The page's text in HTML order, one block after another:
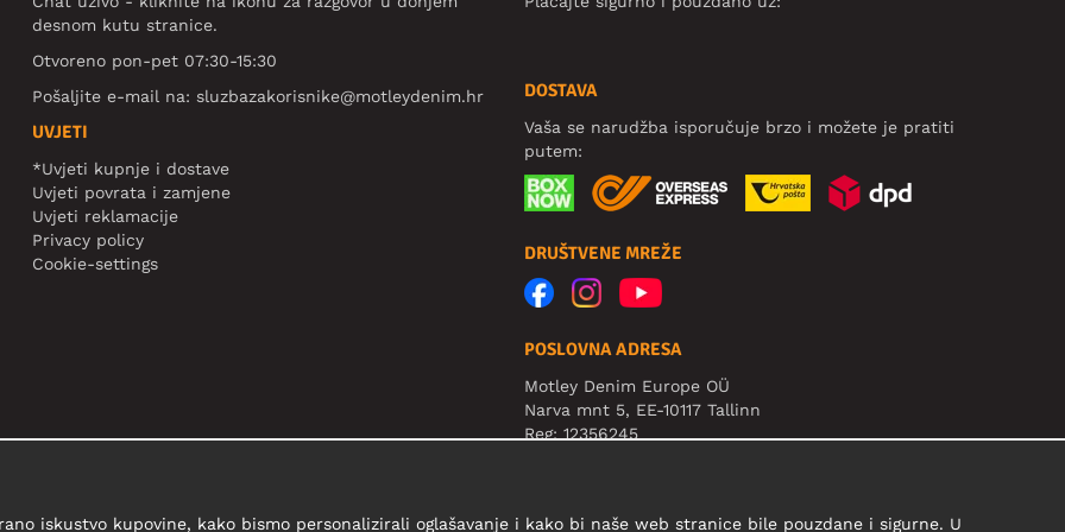
desnom kutu stranice.
Otvoreno pon-pet 07:30-15:30
Pošaljite e-mail na:sluzbazakorisnike@motleydenim.hr
UVJETI
*Uvjeti kupnje i dostave
Uvjeti povrata i zamjene
Uvjeti reklamacije
Privacy policy
Cookie-settings
DOSTAVA
Vaša se narudžba isporučuje brzo i možete je pratiti
putem:
DRUŠTVENE MREŽE
POSLOVNA ADRESA
Motley Denim Europe OÜ
Narva mnt 5, EE-10117 Tallinn
Reg: 12356245
iskustvo kupovine, kako bismo personalizirali oglašavanje i kako bi naše web stranice bile pouzdane i sigurne. U